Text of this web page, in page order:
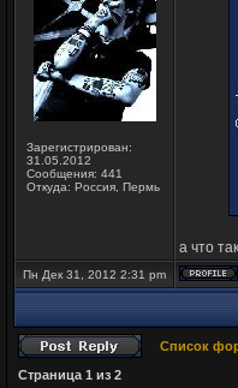
Зарегистрирован:
31.05.2012
Сообщения: 441
Откуда: Россия, Пермь
а что
Пн Дек 31, 2012 2:31 pm
Список
Страница 1 из 2